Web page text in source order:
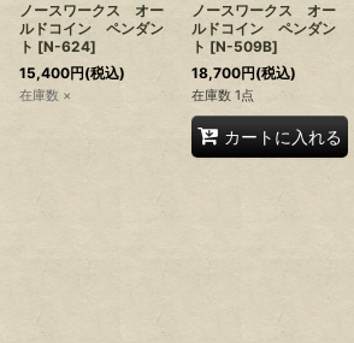
ノースワークス オー
ルドコイン ペンダン
ト [N-624]
15,400円(税込)
在庫数 ×
ノースワークス オー
ルドコイン ペンダン
ト [N-509B]
18,700円(税込)
在庫数 1点
カートに入れる